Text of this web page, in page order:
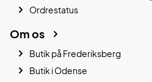
Ordrestatus
Om os
Butik på Frederiksberg
Butik i Odense